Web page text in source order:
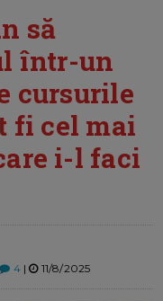
să
într-un
cursurile
fi cel mai
i-l faci
4| 11/8/2025